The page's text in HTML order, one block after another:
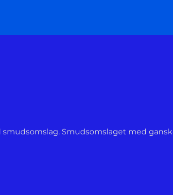
smudsomslag. Smudsomslaget med